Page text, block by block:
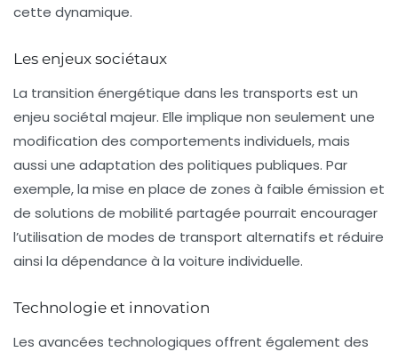
cette dynamique.
Les enjeux sociétaux
La transition énergétique dans les transports est un
enjeu sociétal majeur. Elle implique non seulement une
modification des comportements individuels, mais
aussi une adaptation des politiques publiques. Par
exemple, la mise en place de zones à faible émission et
de solutions de mobilité partagée pourrait encourager
l’utilisation de modes de transport alternatifs et réduire
ainsi la dépendance à la voiture individuelle.
Technologie et innovation
Les avancées technologiques offrent également des